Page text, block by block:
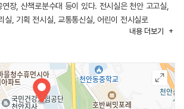
장, 산책로분수대 등이 있다. 전시실은 천안 고고실,
실, 기획 전시실, 교통통신실, 어린이 전시실로
와 조선 시대 향촌의 생활상을 모아놓았으며, 국보로
였다 흩어졌던 천안삼거리 이야기를 재현한
들었다. 천안의 각종 풍물과 민속놀이도 빠뜨릴 수
람들의 삶을 되돌아보는 공간이다. 일제강점기
, 농업, 광업 등 다양한 분야의 근현대 유물을
내용 더보기